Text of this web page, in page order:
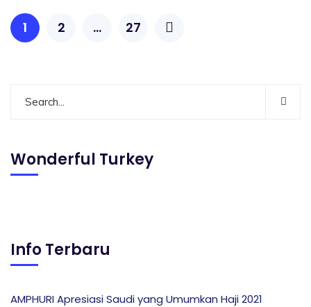
1 2 … 27
Wonderful Turkey
Info Terbaru
AMPHURI Apresiasi Saudi yang Umumkan Haji 2021